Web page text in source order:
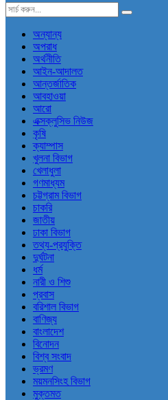
অন্যান্য
অপরাধ
অর্থনীতি
আইন-আদালত
আন্তর্জাতিক
আবহাওয়া
আরো
এক্সক্লুসিভ নিউজ
কৃষি
ক্যাম্পাস
খুলনা বিভাগ
খেলাধুলা
গণমাধ্যম
চট্টগ্রাম বিভাগ
চাকরি
জাতীয়
ঢাকা বিভাগ
তথ্য-প্রযুক্তি
দুর্ঘটনা
ধর্ম
নারী ও শিশু
প্রবাস
বরিশাল বিভাগ
বাণিজ্য
বাংলাদেশ
বিনোদন
বিশ্ব সংবাদ
ভ্রমণ
ময়মনসিংহ বিভাগ
মুক্তমত